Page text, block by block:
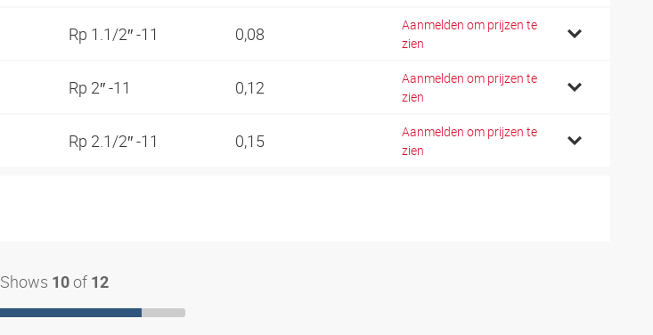
Rp 1.1/2″ -11 0,08
Aanmelden om prijzen te
zien
Rp 2″ -11 0,12
Aanmelden om prijzen te
zien
Rp 2.1/2″ -11 0,15
Aanmelden om prijzen te
zien
Shows 10 of 12